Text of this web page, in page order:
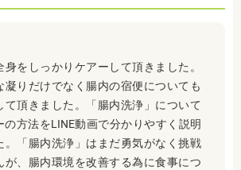
をしっかりケアーして頂きました。
凝りだけでなく腸内の宿便についても
て頂きました。「腸内洗浄」について
の方法をLINE動画で分かりやすく説明
。「腸内洗浄」はまだ勇気がなく挑戦
が、腸内環境を改善する為に食事につ